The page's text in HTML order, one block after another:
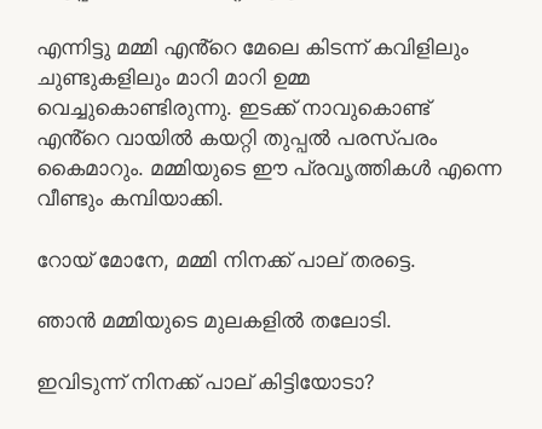
എന്നിട്ടു മമ്മി എൻ്റെ മേലെ കിടന്ന് കവിളിലും
ചുണ്ടുകളിലും മാറി മാറി ഉമ്മ
വെച്ചുകൊണ്ടിരുന്നു. ഇടക്ക് നാവുകൊണ്ട്
എൻ്റെ വായിൽ കയറ്റി തുപ്പൽ പരസ്പരം
കൈമാറും. മമ്മിയുടെ ഈ പ്രവൃത്തികൾ എന്നെ
വീണ്ടും കമ്പിയാക്കി.
റോയ് മോനേ, മമ്മി നിനക്ക് പാല് തരട്ടെ.
ഞാൻ മമ്മിയുടെ മുലകളിൽ തലോടി.
ഇവിടുന്ന് നിനക്ക് പാല് കിട്ടിയോടാ?